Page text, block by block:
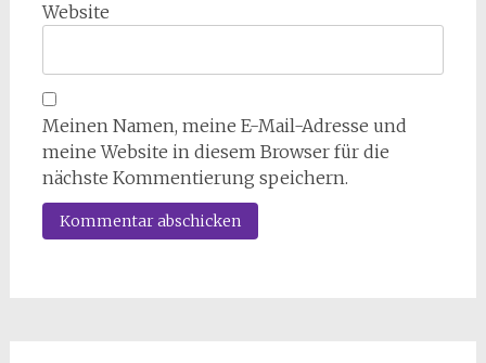
Website
Meinen Namen, meine E-Mail-Adresse und
meine Website in diesem Browser für die
nächste Kommentierung speichern.